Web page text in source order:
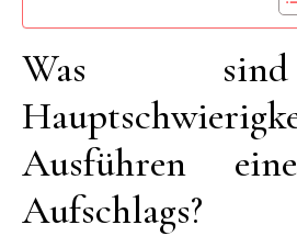
Was
Ausführen
Aufschlags?